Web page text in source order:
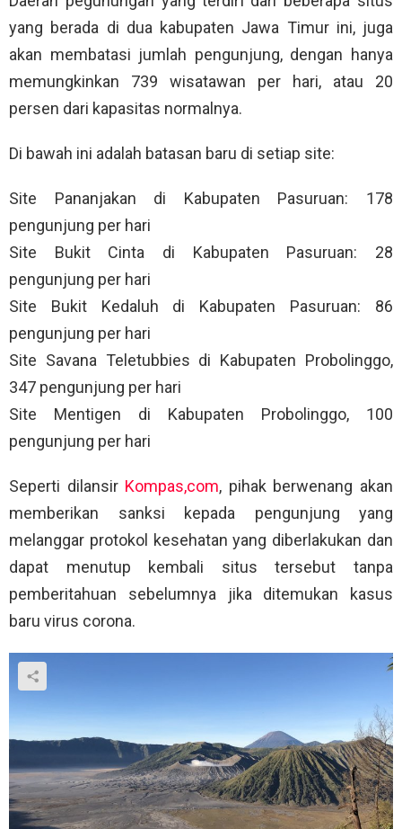
yang berada di dua kabupaten Jawa Timur ini, juga
akan membatasi jumlah pengunjung, dengan hanya
memungkinkan 739 wisatawan per hari, atau 20
persen dari kapasitas normalnya.
Di bawah ini adalah batasan baru di setiap site:
Site Pananjakan di Kabupaten Pasuruan: 178
pengunjung per hari
Site Bukit Cinta di Kabupaten Pasuruan: 28
pengunjung per hari
Site Bukit Kedaluh di Kabupaten Pasuruan: 86
pengunjung per hari
Site Savana Teletubbies di Kabupaten Probolinggo,
347 pengunjung per hari
Site Mentigen di Kabupaten Probolinggo, 100
pengunjung per hari
Seperti dilansir Kompas,com, pihak berwenang akan
memberikan sanksi kepada pengunjung yang
melanggar protokol kesehatan yang diberlakukan dan
dapat menutup kembali situs tersebut tanpa
pemberitahuan sebelumnya jika ditemukan kasus
baru virus corona.